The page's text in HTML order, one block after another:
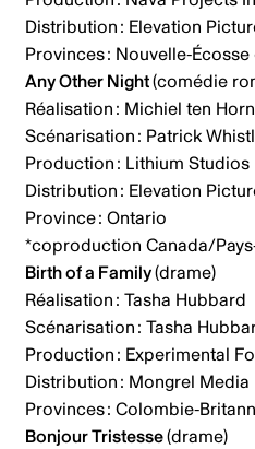
Distribution : Elevation
Provinces : Nouvelle-
Any Other Night(comédie
Réalisation : Michiel ten Horn
Scénarisation : Patrick
Production : Lithium
Distribution : Elevation
Province : Ontario
*coproduction Canada/
Birth of a Family(drame)
Réalisation : Tasha Hubbard
Scénarisation : Tasha
Production : Experimental
Distribution : Mongrel Media
Provinces : Colombie-
Bonjour Tristesse(drame)